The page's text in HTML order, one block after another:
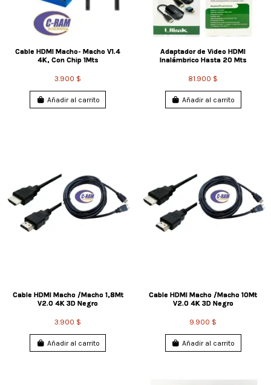
Cable HDMI Macho- Macho V1.4
4K, Con Chip 1Mts
3.900 $
Añadir al carrito
Adaptador de Video HDMI
Inalámbrico Hasta 20 Mts
81.900 $
Añadir al carrito
Cable HDMI Macho /Macho 1,8Mt
V2.0 4K 3D Negro
3.900 $
Añadir al carrito
Cable HDMI Macho /Macho 10Mt
V2.0 4K 3D Negro
9.900 $
Añadir al carrito